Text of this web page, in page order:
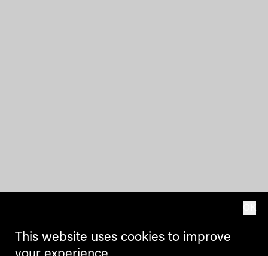
This website uses cookies to improve